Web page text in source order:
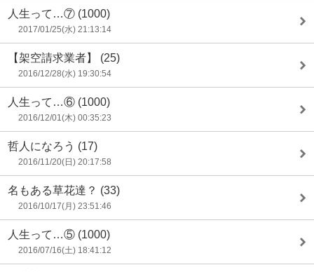
人生って…⑦ (1000)
2017/01/25(水) 21:13:14
【架空請求業者】 (25)
2016/12/28(水) 19:30:54
人生って…⑥ (1000)
2016/12/01(木) 00:35:23
哲人になろう (17)
2016/11/20(日) 20:17:58
名もある草花達？ (33)
2016/10/17(月) 23:51:46
人生って…⑤ (1000)
2016/07/16(土) 18:41:12